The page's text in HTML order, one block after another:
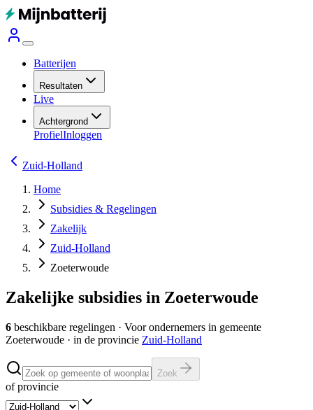
Batterijen
Resultaten
Live
Achtergrond
ProfielInloggen
Zuid-Holland
Home
Subsidies & Regelingen
Zakelijk
Zuid-Holland
Zoeterwoude
Zakelijke subsidies in Zoeterwoude
6 beschikbare regelingen · Voor ondernemers in gemeente
Zoeterwoude · in de provincie Zuid-Holland
Zoek
of provincie